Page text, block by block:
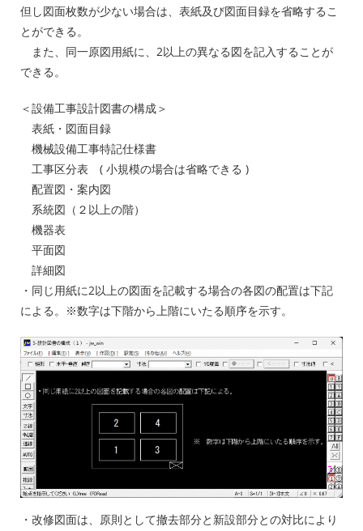
但し図面枚数が少ない場合は、表紙及び図面目録を省略するこ
とができる。
また、同一原図用紙に、2以上の異なる図を記入することが
できる。
＜設備工事設計図書の構成＞
表紙・図面目録
機械設備工事特記仕様書
工事区分表 ( 小規模の場合は省略できる )
配置図・案内図
系統図（２以上の階）
機器表
平面図
詳細図
・同じ用紙に2以上の図面を記載する場合の各図の配置は下記
による。※数字は下階から上階にいたる順序を示す。
・改修図面は、原則として撤去部分と新設部分との対比により